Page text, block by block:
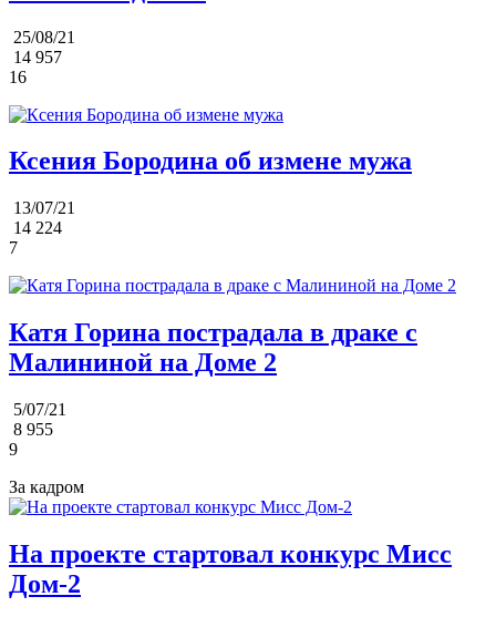
25/08/21
14 957
16
Ксения Бородина об измене мужа
13/07/21
14 224
7
Катя Горина пострадала в драке с
Малининой на Доме 2
5/07/21
8 955
9
За кадром
На проекте стартовал конкурс Мисс
Дом-2